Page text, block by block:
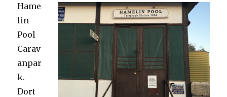
Hame
lin
Pool
Carav
anpar
k.
Dort